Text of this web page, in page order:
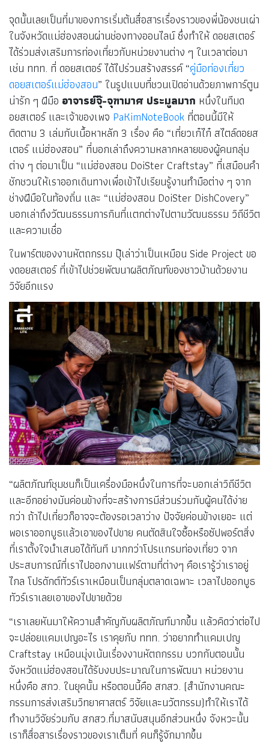
จุดนั้นเลยเป็นที่มาของการเริ่มต้นสื่อสารเรื่องราวของพี่น้องชนเผ่า
ในจังหวัดแม่ฮ่องสอนผ่านช่องทางออนไลน์ ซึ่งทำให้ ดอยสเตอร์
ได้ร่วมส่งเสริมการท่องเที่ยวกับหน่วยงานต่าง ๆ ในเวลาต่อมา
เช่น ททท. ที่ ดอยสเตอร์ ได้ไปร่วมสร้างสรรค์ “คู่มือท่องเที่ยว
ดอยสเตอร์แม่ฮ่องสอน” ในรูปแบบที่ชวนเปิดอ่านด้วยภาพการ์ตูน
น่ารัก ๆ ฝีมือ อาจารย์จุ๊-จุฑามาศ ประมูลมาก หนึ่งในทีมด
อยสเตอร์ และเจ้าของเพจ PaKimNoteBook ที่ตอนนี้มีให้
ติดตาม 3 เล่มกับเนื้อหาหลัก 3 เรื่อง คือ “เที่ยวเก๋ไก๋ สไตล์ดอยส
เตอร์ แม่ฮ่องสอน” ที่บอกเล่าถึงความหลากหลายของผู้คนกลุ่ม
ต่าง ๆ ต่อมาเป็น “แม่ฮ่องสอน DoiSter Craftstay” ที่เสมือนคำ
ชักชวนให้เราออกเดินทางเพื่อเข้าไปเรียนรู้งานทำมือต่าง ๆ จาก
ช่างฝีมือในท้องถิ่น และ “แม่ฮ่องสอน DoiSter DishCovery”
บอกเล่าถึงวัฒนธรรมการกินที่แตกต่างไปตามวัฒนธรรม วิถีชีวิต
และความเชื่อ
ในพาร์ตของงานหัตถกรรม ปุ๊เล่าว่าเป็นเหมือน Side Project ขอ
งดอยสเตอร์ ที่เข้าไปช่วยพัฒนาผลิตภัณฑ์ของชาวบ้านด้วยงาน
วิจัยอีกแรง
“ผลิตภัณฑ์ชุมชนก็เป็นเครื่องมือหนึ่งในการที่จะบอกเล่าวิถีชีวิต
และอีกอย่างมันค่อนข้างที่จะสร้างการมีส่วนร่วมกับผู้คนได้ง่าย
กว่า ถ้าไปเที่ยวก็อาจจะต้องรอเวลาว่าง ปัจจัยค่อนข้างเยอะ แต่
พอเราออกบูธแล้วเอาของไปขาย คนตัดสินใจซื้อหรือซัปพอร์ตสิ่ง
ที่เราตั้งใจนำเสนอได้ทันที มากกว่าโปรแกรมท่องเที่ยว จาก
ประสบการณ์ที่เราไปออกงานแฟร์ตามที่ต่างๆ คือเรารู้ว่าเราอยู่
ไกล โปรดักต์ทัวร์เราเหมือนเป็นกลุ่มตลาดเฉพาะ เวลาไปออกบูธ
ทัวร์เราเลยเอาของไปขายด้วย
“เราเลยหันมาให้ความสำคัญกับผลิตภัณฑ์มากขึ้น แล้วคิดว่าต่อไป
จะปล่อยแคมเปญอะไร เราคุยกับ ททท. ว่าอยากทำแคมเปญ
Craftstay เหมือนมุ่งเน้นเรื่องงานหัตถกรรม บวกกับตอนนั้น
จังหวัดแม่ฮ่องสอนได้รับงบประมาณในการพัฒนา หน่วยงาน
หนึ่งคือ สกว. ในยุคนั้น หรือตอนนี้คือ สกสว. (สำนักงานคณะ
กรรมการส่งเสริมวิทยาศาสตร์ วิจัยและนวัตกรรม)ทำให้เราได้
ทำงานวิจัยร่วมกับ สกสว.ที่มาสนับสนุนอีกส่วนหนึ่ง จังหวะนั้น
เราก็สื่อสารเรื่องราวของเราเต็มที่ คนก็รู้จักมากขึ้น